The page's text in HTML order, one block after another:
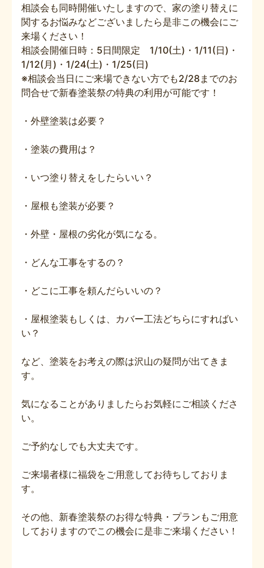
相談会も同時開催いたしますので、家の塗り替えに
関するお悩みなどございましたら是非この機会にご
来場ください！
相談会開催日時：5日間限定 1/10(土)・1/11(日)・
1/12(月)・1/24(土)・1/25(日)
※相談会当日にご来場できない方でも2/28までのお
問合せで新春塗装祭の特典の利用が可能です！
・外壁塗装は必要？
・塗装の費用は？
・いつ塗り替えをしたらいい？
・屋根も塗装が必要？
・外壁・屋根の劣化が気になる。
・どんな工事をするの？
・どこに工事を頼んだらいいの？
・屋根塗装もしくは、カバー工法どちらにすればい
い？
など、塗装をお考えの際は沢山の疑問が出てきま
す。
気になることがありましたらお気軽にご相談くださ
い。
ご予約なしでも大丈夫です。
ご来場者様に福袋をご用意してお待ちしておりま
す。
その他、新春塗装祭のお得な特典・プランもご用意
しておりますのでこの機会に是非ご来場ください！